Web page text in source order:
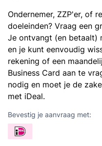
Ondernemer, ZZP'er, of
doeleinden? Vraag een
Je ontvangt (en betaalt)
en je kunt eenvoudig
rekening of een
Business Card aan te
nodig en moet je de
met iDeal.
Bevestig je aanvraag met: